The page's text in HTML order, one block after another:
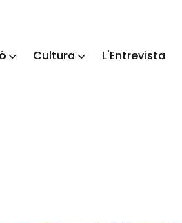
Cultura L'Entrevista